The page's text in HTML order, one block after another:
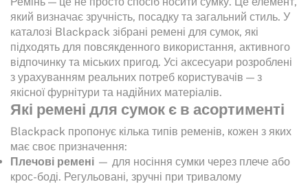
який визначає зручність, посадку та загальний стиль. У
каталозі Blackpack зібрані ремені для сумок, які
підходять для повсякденного використання, активного
відпочинку та міських пригод. Усі аксесуари розроблені
з урахуванням реальних потреб користувачів — з
якісної фурнітури та надійних матеріалів.
Які ремені для сумок є в асортименті
Blackpack пропонує кілька типів ременів, кожен з яких
має своє призначення:
Плечові ремені — для носіння сумки через плече або
крос-боді. Регульовані, зручні при тривалому